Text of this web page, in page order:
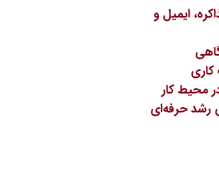
ایمیل و
کاری
محیط کار
رشد حرفه‌ای